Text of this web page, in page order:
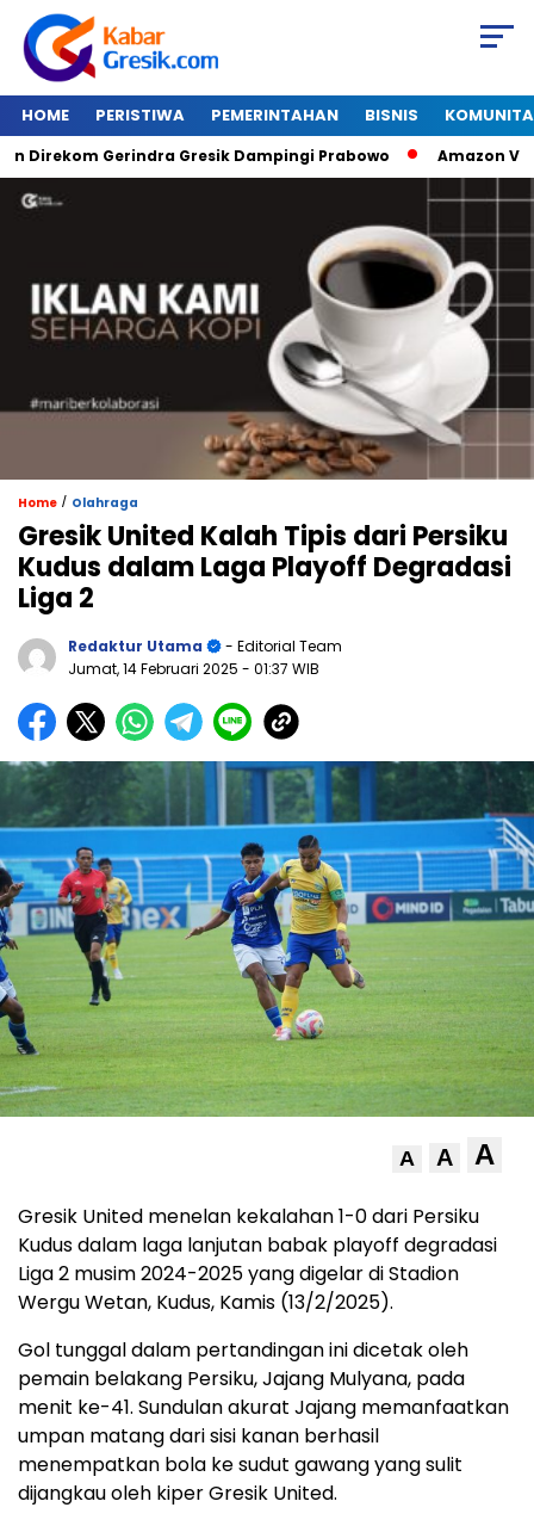
HOME PERISTIWA PEMERINTAHAN BISNIS
Gerindra Gresik Dampingi Prabowo Amazon Van
Home / Olahraga
Gresik United Kalah Tipis dari Persiku
Kudus dalam Laga Playoff Degradasi
Liga 2
Redaktur Utama
- Editorial Team
Jumat, 14 Februari 2025 - 01:37 WIB
A A A
Gresik United menelan kekalahan 1-0 dari Persiku
Kudus dalam laga lanjutan babak playoff degradasi
Liga 2 musim 2024-2025 yang digelar di Stadion
Wergu Wetan, Kudus, Kamis (13/2/2025).
Gol tunggal dalam pertandingan ini dicetak oleh
pemain belakang Persiku, Jajang Mulyana, pada
menit ke-41. Sundulan akurat Jajang memanfaatkan
umpan matang dari sisi kanan berhasil
menempatkan bola ke sudut gawang yang sulit
dijangkau oleh kiper Gresik United.